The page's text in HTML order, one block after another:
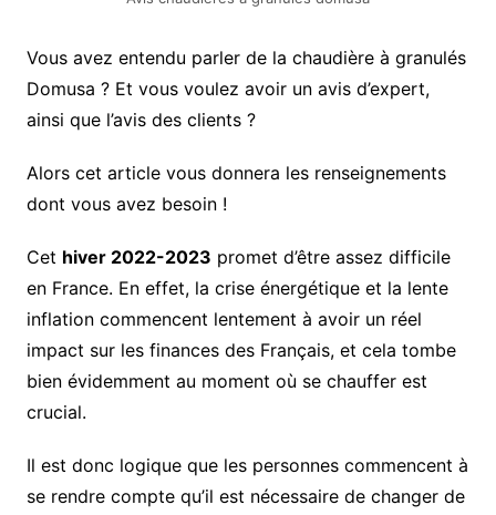
Vous avez entendu parler de la chaudière à granulés
Domusa ? Et vous voulez avoir un avis d’expert,
ainsi que l’avis des clients ?
Alors cet article vous donnera les renseignements
dont vous avez besoin !
Cet hiver 2022-2023 promet d’être assez difficile
en France. En effet, la crise énergétique et la lente
inflation commencent lentement à avoir un réel
impact sur les finances des Français, et cela tombe
bien évidemment au moment où se chauffer est
crucial.
Il est donc logique que les personnes commencent à
se rendre compte qu’il est nécessaire de changer de